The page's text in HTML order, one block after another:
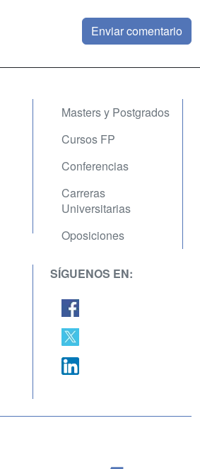
Masters y Postgrados
Cursos FP
Conferencias
Carreras
Universitarias
Oposiciones
SÍGUENOS EN: